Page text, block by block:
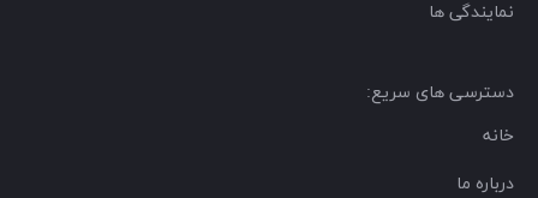
نمایندگی ها
دسترسی های سریع:
خانه
درباره ما